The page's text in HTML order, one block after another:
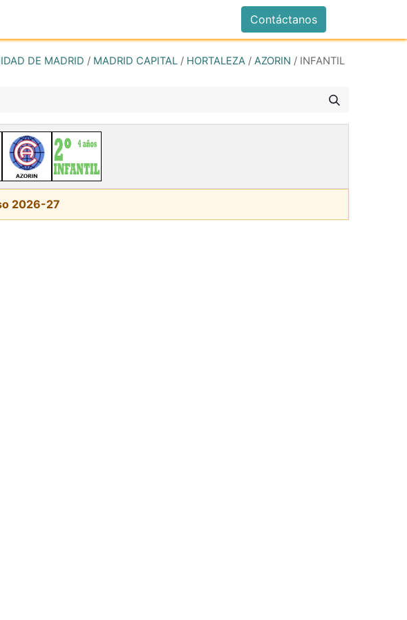
Contáctanos
DE MADRID / MADRID CAPITAL / HORTALEZA / AZORIN / INFANTIL
2026-27